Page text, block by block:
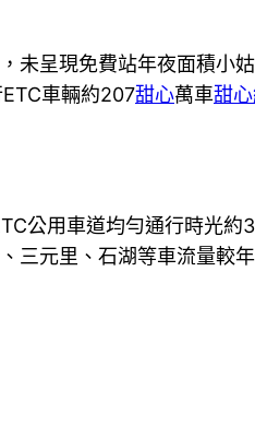
未呈現免費站年夜面積小姑
車輛約207甜心萬車甜
公用車道均勻通行時光約
三元里、石湖等車流量較